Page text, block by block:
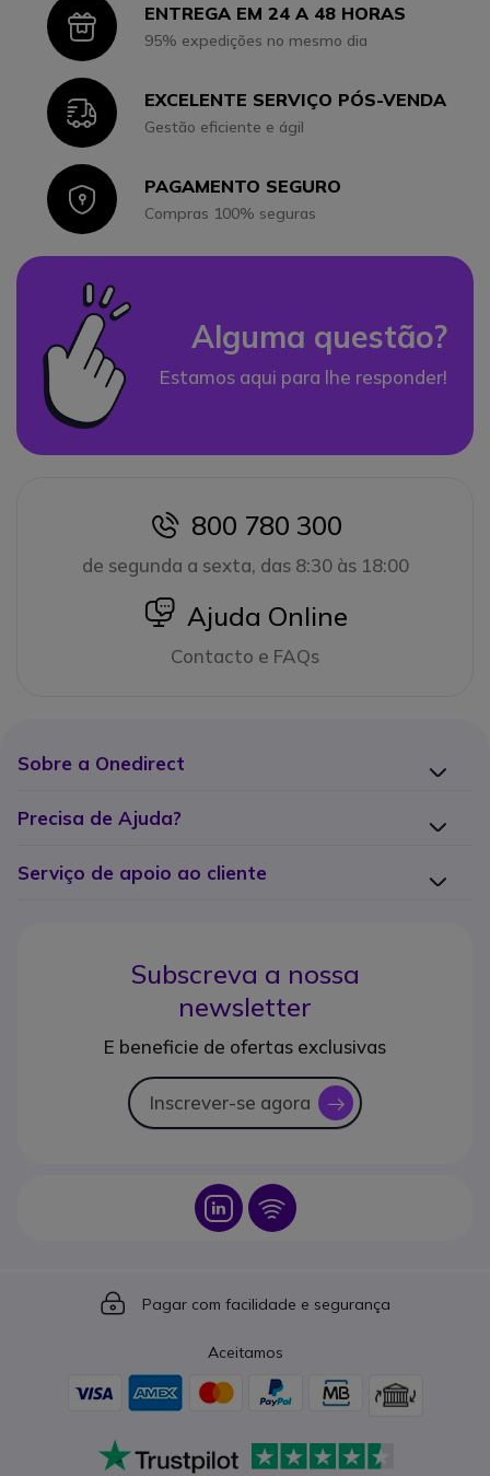
IconENTREGA EM 24 A 48 HORAS
95% expedições no mesmo dia
IconEXCELENTE SERVIÇO PÓS-VENDA
Gestão eficiente e ágil
IconPAGAMENTO SEGURO
Compras 100% seguras
Alguma questão?
Estamos aqui para lhe responder!
icon
800 780 300
de segunda a sexta, das 8:30 às 18:00
icon
Ajuda Online
Contacto e FAQs
Sobre a Onedirect
Precisa de Ajuda?
Serviço de apoio ao cliente
Subscreva a nossa
newsletter
E beneficie de ofertas exclusivas
Inscrever-se agora icon
Icon Icon
Icon
Pagar com facilidade e segurança
Aceitamos